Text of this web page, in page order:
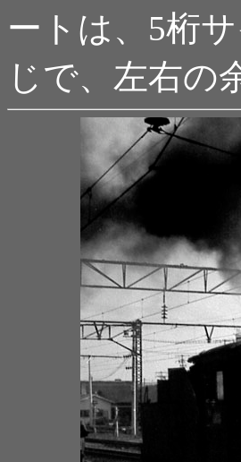
ートは、5桁
じで、左右の